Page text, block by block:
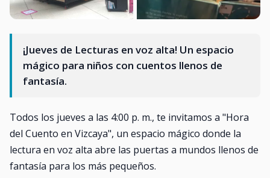
¡Jueves de Lecturas en voz alta! Un espacio
mágico para niños con cuentos llenos de
fantasía.
Todos los jueves a las 4:00 p. m., te invitamos a "Hora
del Cuento en Vizcaya", un espacio mágico donde la
lectura en voz alta abre las puertas a mundos llenos de
fantasía para los más pequeños.